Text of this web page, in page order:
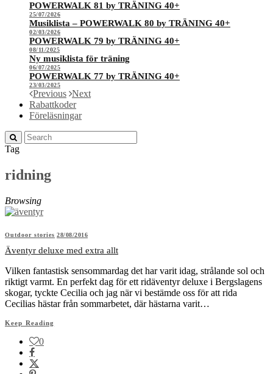
POWERWALK 81 by TRÄNING 40+
25/07/2026
Musiklista – POWERWALK 80 by TRÄNING 40+
02/03/2026
POWERWALK 79 by TRÄNING 40+
08/11/2025
Ny musiklista för träning
06/07/2025
POWERWALK 77 by TRÄNING 40+
23/03/2025
Previous Next
Rabattkoder
Föreläsningar
Tag
ridning
Browsing
Outdoor stories 28/08/2016
Äventyr deluxe med extra allt
Vilken fantastisk sensommardag det har varit idag, strålande sol och
riktigt varmt. En perfekt dag för ett ridäventyr deluxe i Bergslagens
skogar, tyckte Cecilia och jag när vi bestämde oss för att rida
Cecilias hästar från sommarbetet, där hästarna varit…
Keep Reading
0